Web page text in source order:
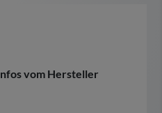
vom Hersteller